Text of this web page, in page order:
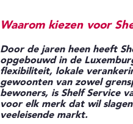
Waarom kiezen voor
Door de jaren heen heeft
opgebouwd in de
flexibiliteit, lokale
gewoonten van zowel
bewoners, is Shelf Service
voor elk merk dat wil
veeleisende markt.